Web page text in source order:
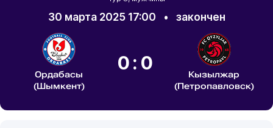
30 марта 2025 17:00 • закончен
Ордабасы
(Шымкент)
0:0
Кызылжар
(Петропавловск)